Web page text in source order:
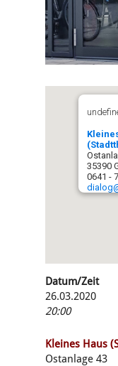
35390
0641 -
Datum/Zeit
26.03.2020
20:00
Kleines Haus
Ostanlage 43